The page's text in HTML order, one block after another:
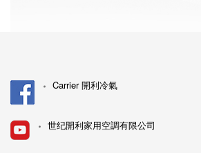
Carrier 開利冷氣
世纪開利家用空調有限公司